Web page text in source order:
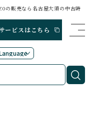
の販売なら名古屋大須の中古時
ービスはこちら